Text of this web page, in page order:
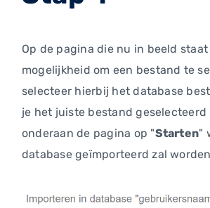
Op de pagina die nu in beeld
mogelijkheid om een bestand te
selecteer hierbij het database
je het juiste bestand geselecteerd
onderaan de pagina op "Starten"
database geïmporteerd zal